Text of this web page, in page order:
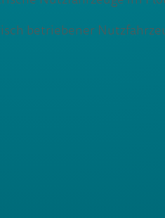
betriebener